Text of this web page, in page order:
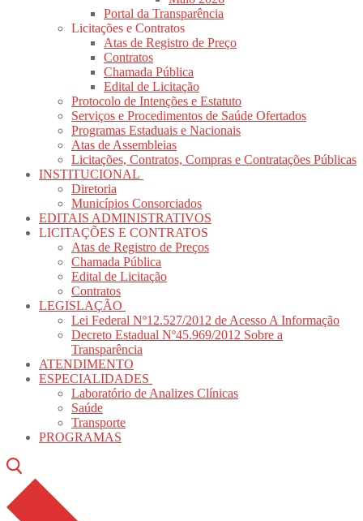
Portal da Transparência
Licitações e Contratos
Atas de Registro de Preço
Contratos
Chamada Pública
Edital de Licitação
Protocolo de Intenções e Estatuto
Serviços e Procedimentos de Saúde Ofertados
Programas Estaduais e Nacionais
Atas de Assembleias
Licitações, Contratos, Compras e Contratações Públicas
INSTITUCIONAL
Diretoria
Municípios Consorciados
EDITAIS ADMINISTRATIVOS
LICITAÇÕES E CONTRATOS
Atas de Registro de Preços
Chamada Pública
Edital de Licitação
Contratos
LEGISLAÇÃO
Lei Federal Nº12.527/2012 de Acesso A Informação
Decreto Estadual Nº45.969/2012 Sobre a
Transparência
ATENDIMENTO
ESPECIALIDADES
Laboratório de Analizes Clínicas
Saúde
Transporte
PROGRAMAS